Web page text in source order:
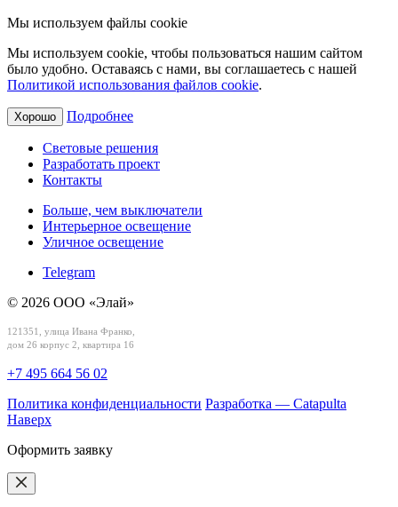
Мы используем файлы cookie
Мы используем cookie, чтобы пользоваться нашим сайтом
было удобно. Оставаясь с нами, вы соглашаетесь с нашей
Политикой использования файлов cookie.
Хорошо Подробнее
Световые решения
Разработать проект
Контакты
Больше, чем выключатели
Интерьерное освещение
Уличное освещение
Telegram
© 2026 ООО «Элай»
121351, улица Ивана Франко,
дом 26 корпус 2, квартира 16
+7 495 664 56 02
Политика конфиденциальности Разработка — Catapulta
Наверх
Оформить заявку